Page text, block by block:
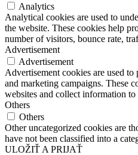
Analytics
Analytical cookies are used to
the website. These cookies help
number of visitors, bounce rate,
Advertisement
Advertisement
Advertisement cookies are used
and marketing campaigns. These
websites and collect information
Others
Others
Other uncategorized cookies are
have not been classified into a
ULOŽIŤ A PRIJAŤ